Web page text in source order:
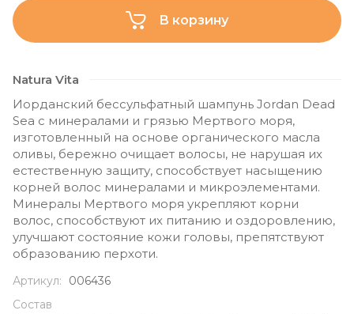
В корзину
Natura Vita
Иорданский бессульфатный шампунь Jordan Dead
Sea с минералами и грязью Мертвого моря,
изготовленный на основе органического масла
оливы, бережно очищает волосы, не нарушая их
естественную защиту, способствует насыщению
корней волос минералами и микроэлементами.
Минералы Мертвого моря укрепляют корни
волос, способствуют их питанию и оздоровлению,
улучшают состояние кожи головы, препятствуют
образованию перхоти.
Артикул:
006436
Состав